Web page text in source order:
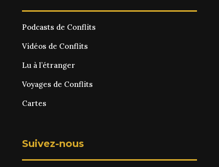
Podcasts de Conflits
Vidéos de Conflits
Lu à l’étranger
Voyages de Conflits
Cartes
Suivez-nous